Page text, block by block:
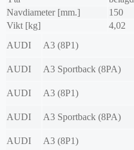
Navdiameter [mm.]
150
Vikt [kg]
4,02
AUDI
A3 (8P1)
AUDI
A3 Sportback (8PA)
AUDI
A3 (8P1)
AUDI
A3 Sportback (8PA)
AUDI
A3 (8P1)